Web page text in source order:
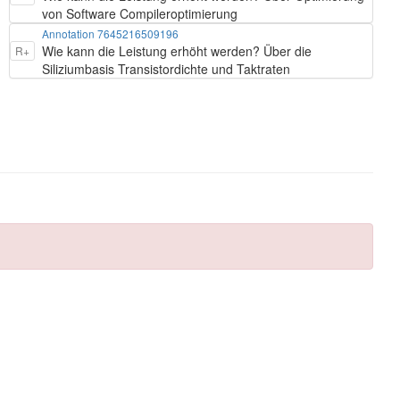
von Software Compileroptimierung
R+
Annotation 7645216509196
Wie kann die Leistung erhöht werden? Über die
Siliziumbasis Transistordichte und Taktraten